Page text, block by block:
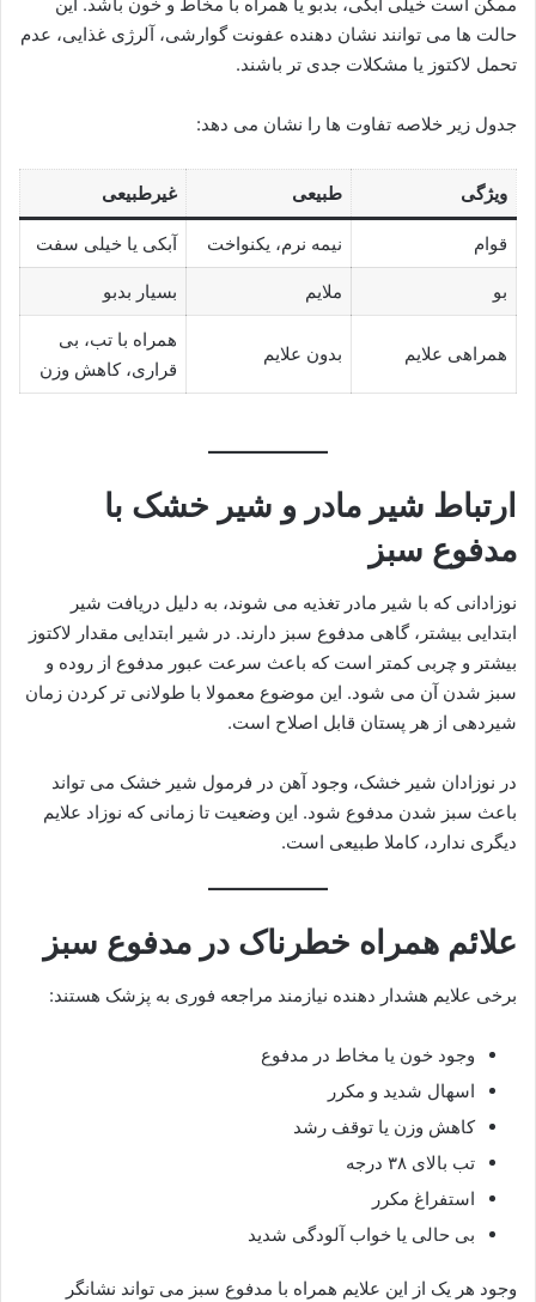
حالت ها می توانند نشان دهنده عفونت گوارشی، آلرژی غذایی، عدم
تحمل لاکتوز یا مشکلات جدی تر باشند.
جدول زیر خلاصه تفاوت ها را نشان می دهد:
ویژگی طبیعی غیرطبیعی
قوام نیمه نرم، یکنواخت آبکی یا خیلی سفت
بو ملایم بسیار بدبو
همراهی علایم بدون علایم
همراه با تب، بی
قراری، کاهش وزن
ارتباط شیر مادر و شیر خشک با
مدفوع سبز
نوزادانی که با شیر مادر تغذیه می شوند، به دلیل دریافت شیر
ابتدایی بیشتر، گاهی مدفوع سبز دارند. در شیر ابتدایی مقدار لاکتوز
بیشتر و چربی کمتر است که باعث سرعت عبور مدفوع از روده و
سبز شدن آن می شود. این موضوع معمولا با طولانی تر کردن زمان
شیردهی از هر پستان قابل اصلاح است.
در نوزادان شیر خشک، وجود آهن در فرمول شیر خشک می تواند
باعث سبز شدن مدفوع شود. این وضعیت تا زمانی که نوزاد علایم
دیگری ندارد، کاملا طبیعی است.
علائم همراه خطرناک در مدفوع سبز
برخی علایم هشدار دهنده نیازمند مراجعه فوری به پزشک هستند:
وجود خون یا مخاط در مدفوع
اسهال شدید و مکرر
کاهش وزن یا توقف رشد
تب بالای ۳۸ درجه
استفراغ مکرر
بی حالی یا خواب آلودگی شدید
وجود هر یک از این علایم همراه با مدفوع سبز می تواند نشانگر